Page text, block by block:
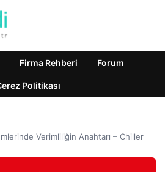
Firma Rehberi Forum
Politikası
Verimliliğin Anahtarı – Chiller